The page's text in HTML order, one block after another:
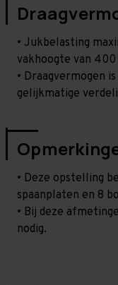
• Jukbelasting
vakhoogte van 400
• Draagvermogen
gelijkmatige
• Deze opstelling
spaanplaten en 8
• Bij deze
nodig.